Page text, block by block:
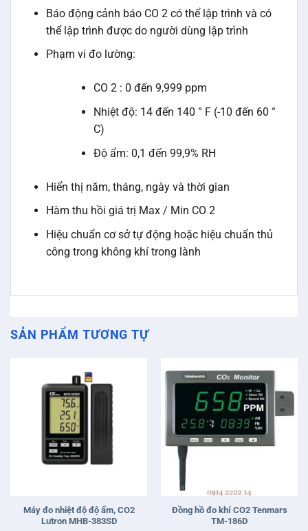
Báo động cảnh báo CO 2 có thể lập trình và có
thể lập trình được do người dùng lập trình
Phạm vi đo lường:
CO 2 : 0 đến 9,999 ppm
Nhiệt độ: 14 đến 140 ° F (-10 đến 60 °
C)
Độ ẩm: 0,1 đến 99,9% RH
Hiển thị năm, tháng, ngày và thời gian
Hàm thu hồi giá trị Max / Min CO 2
Hiệu chuẩn cơ sở tự động hoặc hiệu chuẩn thủ
công trong không khí trong lành
SẢN PHẨM TƯƠNG TỰ
Máy đo nhiệt độ độ ẩm, CO2
Lutron MHB-383SD
Đồng hồ đo khí CO2 Tenmars
TM-186D